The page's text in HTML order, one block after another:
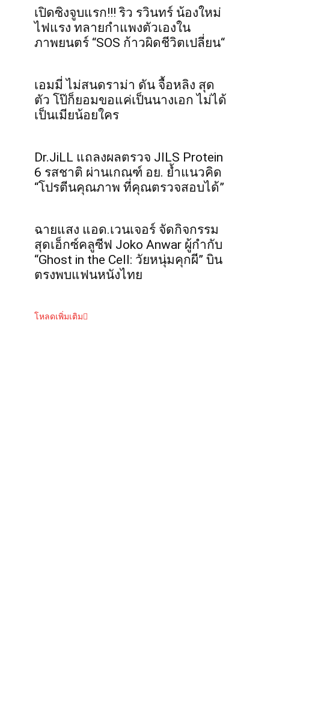
เปิดซิงจูบแรก!!! ริว รวินทร์ น้องใหม่
ไฟแรง ทลายกำแพงตัวเองใน
ภาพยนตร์ “SOS ก้าวผิดชีวิตเปลี่ยน“
เอมมี่ ไม่สนดราม่า ดัน จื้อหลิง สุด
ตัว โป๊ก็ยอมขอแค่เป็นนางเอก ไม่ได้
เป็นเมียน้อยใคร
Dr.JiLL แถลงผลตรวจ JILS Protein
6 รสชาติ ผ่านเกณฑ์ อย. ย้ำแนวคิด
“โปรตีนคุณภาพ ที่คุณตรวจสอบได้”
ฉายแสง แอด.เวนเจอร์ จัดกิจกรรม
สุดเอ็กซ์คลูซีฟ Joko Anwar ผู้กำกับ
“Ghost in the Cell: วัยหนุ่มคุกผี” บิน
ตรงพบแฟนหนังไทย
โหลดเพิ่มเติม